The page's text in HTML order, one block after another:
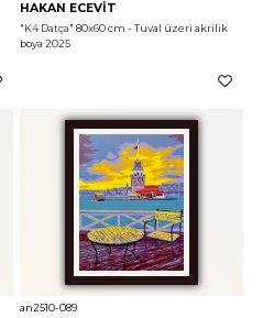
HAKAN ECEVİT
"K4 Datça" 80x60 cm - Tuval üzeri akrilik
boya 2025
an2510-089